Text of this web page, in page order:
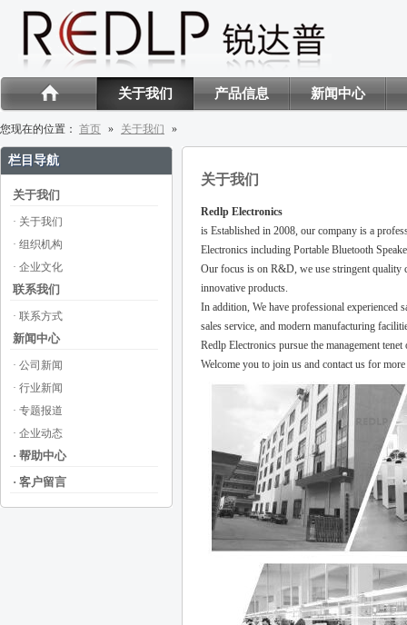
关于我们 产品信息 新闻中心
您现在的位置： 首页 » 关于我们 »
栏目导航
关于我们
· 关于我们
· 组织机构
· 企业文化
联系我们
· 联系方式
新闻中心
· 公司新闻
· 行业新闻
· 专题报道
· 企业动态
· 帮助中心
· 客户留言
关于我们
Redlp Electronics
is Established in 2008, our company is a
Electronics including Portable Bluetooth
Our focus is on R&D, we use stringent quality
innovative products.
In addition, We have professional experienced
sales service, and modern manufacturing
Redlp Electronics pursue the management
Welcome you to join us and contact us for